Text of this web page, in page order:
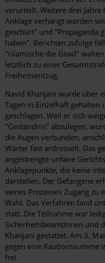
verurteilt. Weitere drei
Anklage verhängt worden
geschürt" und "Propaganda
haben". Berichten zufolge
"islamische die Gnad"
letztlich zu einer
Freiheitsentzug.
Navid Khanjani wurde über
Tagen in Einzelhaft
geschlagen. Weil er sich
"Geständnis" abzulegen,
die Augen verbunden;
Wärter fast erdrosselt. Das
angestrengte unfaire
Anklagepunkte, die keine
darstellen. Der Gefangene
seines Prozesses Zugang zu
Wahl. Das Verfahren fand
statt. Die Teilnahme war
SicherheitsbeamtInnen und
Khanjani gestattet. Am 3.
gegen eine Kautionssumme
frei.